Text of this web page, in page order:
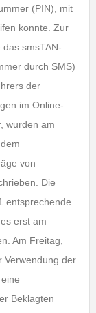
(PIN), mit
konnte. Zur
smsTAN-
durch SMS)
der
im Online-
wurden am
von
Die
entsprechende
erst am
Am Freitag,
Verwendung der
Beklagten